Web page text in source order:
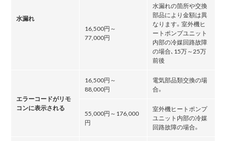
水漏れ
16,500円～
77,000円
水漏れの箇所や交換
部品により金額は異
なります。室外機ヒ
ートポンプユニット
内部の冷媒回路故障
の場合､15万～25万
前後
エラーコードがリモ
コンに表示される
16,500円～
88,000円
電気部品類交換の場
合。
55,000円～176,000
円
室外機ヒートポンプ
ユニット内部の冷媒
回路故障の場合。